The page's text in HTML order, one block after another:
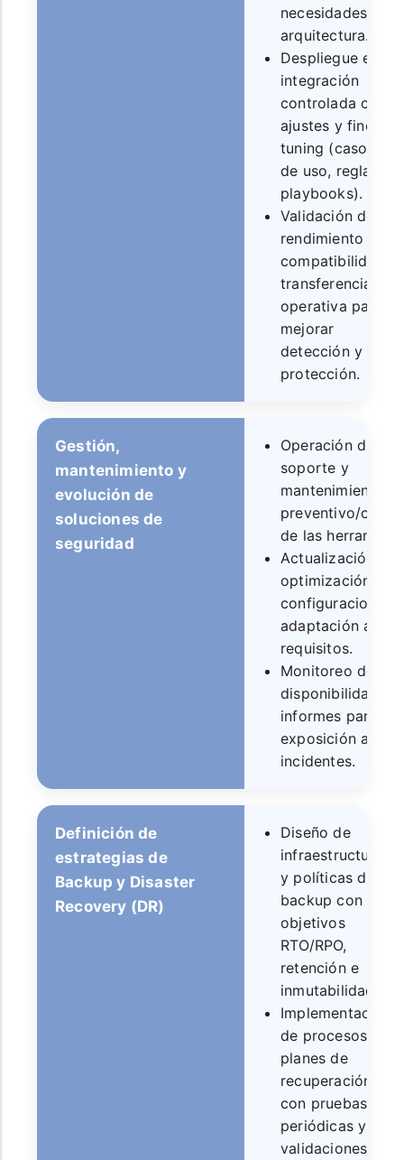
necesidades y
arquitectura.
Despliegue e
integración
controlada con
ajustes y fine-
tuning (casos
de uso, reglas,
playbooks).
Validación de
rendimiento y
compatibilidad;
transferencia
operativa para
mejorar
detección y
protección.
Gestión,
mantenimiento y
evolución de
soluciones de
seguridad
Operación diaria,
soporte y
mantenimiento
preventivo/
de las
Actualización,
optimización de
configuraciones
adaptación a
requisitos.
Monitoreo de
disponibilidad,
informes para
exposición a
incidentes.
Definición de
estrategias de
Backup y Disaster
Recovery (DR)
Diseño de
infraestructuras
y políticas de
backup con
objetivos
RTO/RPO,
retención e
inmutabilidad.
Implementación
de procesos y
planes de
recuperación
con pruebas
periódicas y
validaciones.